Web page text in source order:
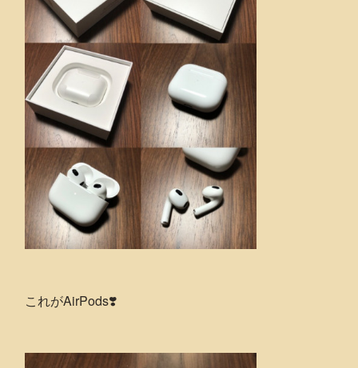
これがAirPods❣️